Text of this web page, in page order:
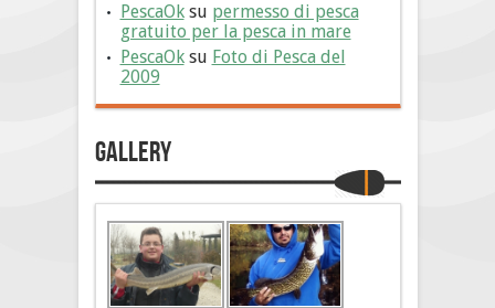
PescaOksu permesso di pesca
gratuito per la pesca in mare
PescaOksu Foto di Pesca del
2009
Gallery